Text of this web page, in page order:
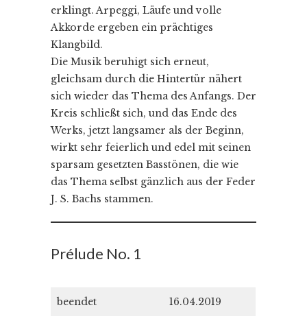
erklingt. Arpeggi, Läufe und volle
Akkorde ergeben ein prächtiges
Klangbild.
Die Musik beruhigt sich erneut,
gleichsam durch die Hintertür nähert
sich wieder das Thema des Anfangs. Der
Kreis schließt sich, und das Ende des
Werks, jetzt langsamer als der Beginn,
wirkt sehr feierlich und edel mit seinen
sparsam gesetzten Basstönen, die wie
das Thema selbst gänzlich aus der Feder
J. S. Bachs stammen.
Prélude No. 1
beendet 16.04.2019